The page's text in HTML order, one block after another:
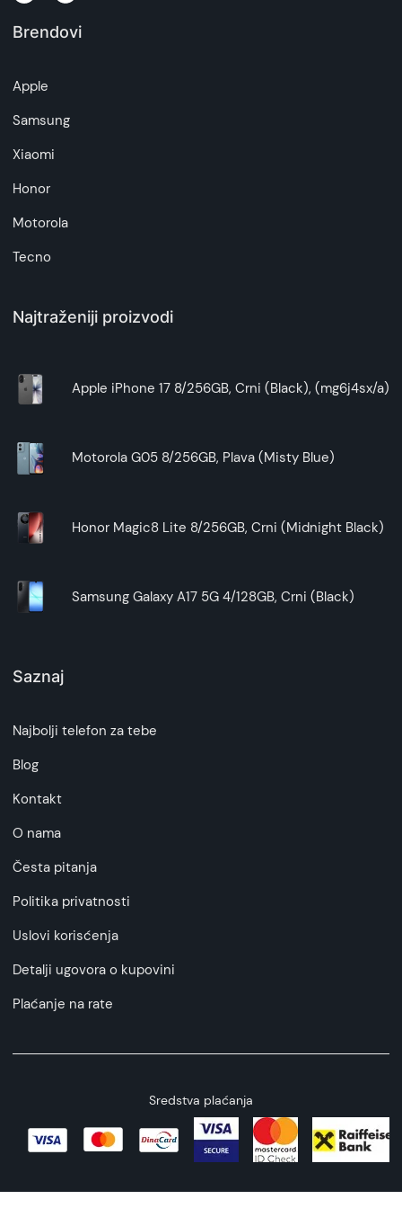
Napomena:
da garantuje da su svi podaci apsolutno ispravni.
Brendovi
Apple
Samsung
Xiaomi
Honor
Motorola
Tecno
Najtraženiji proizvodi
Apple iPhone 17 8/256GB, Crni (Black), (mg6j4sx/a)
Motorola G05 8/256GB, Plava (Misty Blue)
Honor Magic8 Lite 8/256GB, Crni (Midnight Black)
Samsung Galaxy A17 5G 4/128GB, Crni (Black)
Saznaj
Najbolji telefon za tebe
Blog
Kontakt
O nama
Česta pitanja
Politika privatnosti
Uslovi korisćenja
Detalji ugovora o kupovini
Plaćanje na rate
Sredstva plaćanja